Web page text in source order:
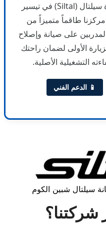
ندرك الأهمية الكبيرة لأجهزة سيلتال (Siltal) في تيسير
مركزنا طاقماً متميزاً من
على صيانة وإصلاح
الأولى لضمان راحتك
التشغيلية الأصلية.
📱 الدعم الفني
سيلتال شبين الكوم
شركتنا؟